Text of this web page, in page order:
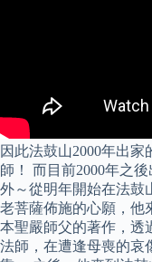
因此法鼓山2000年出
師！ 而目前2000年之
外～從明年開始在法鼓
老菩薩佈施的心願，他
本聖嚴師父的著作，透
法師，在遭逢母喪的哀